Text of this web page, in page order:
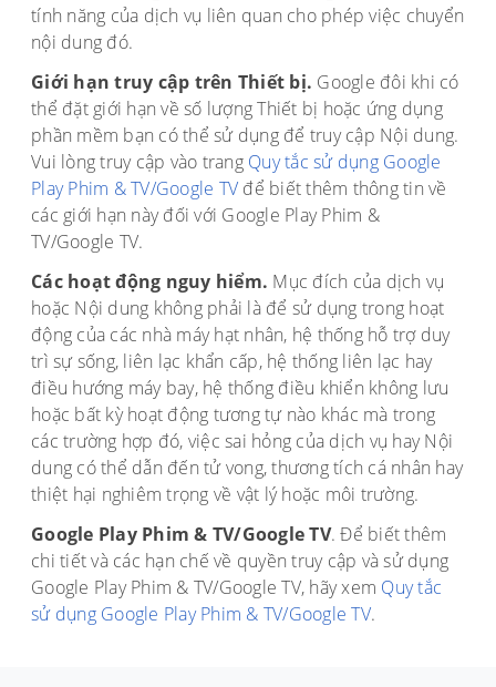
tính năng của dịch vụ liên quan cho phép việc chuyển
nội dung đó.
Giới hạn truy cập trên Thiết bị. Google đôi khi có
thể đặt giới hạn về số lượng Thiết bị hoặc ứng dụng
phần mềm bạn có thể sử dụng để truy cập Nội dung.
Vui lòng truy cập vào trangQuy tắc sử dụng Google
Play Phim & TV/Google TV để biết thêm thông tin về
các giới hạn này đối với Google Play Phim &
TV/Google TV.
Các hoạt động nguy hiểm. Mục đích của dịch vụ
hoặc Nội dung không phải là để sử dụng trong hoạt
động của các nhà máy hạt nhân, hệ thống hỗ trợ duy
trì sự sống, liên lạc khẩn cấp, hệ thống liên lạc hay
điều hướng máy bay, hệ thống điều khiển không lưu
hoặc bất kỳ hoạt động tương tự nào khác mà trong
các trường hợp đó, việc sai hỏng của dịch vụ hay Nội
dung có thể dẫn đến tử vong, thương tích cá nhân hay
thiệt hại nghiêm trọng về vật lý hoặc môi trường.
Google Play Phim & TV/Google TV. Để biết thêm
chi tiết và các hạn chế về quyền truy cập và sử dụng
Google Play Phim & TV/Google TV, hãy xem Quy tắc
sử dụng Google Play Phim & TV/Google TV.